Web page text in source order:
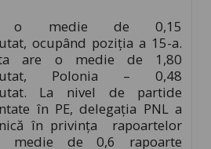
o medie de 0,15
ocupând poziţia a 15-a.
are o medie de 1,80
Polonia – 0,48
La nivel de partide
în PE, delegaţia PNL a
în privinţa rapoartelor
medie de 0,6 rapoarte